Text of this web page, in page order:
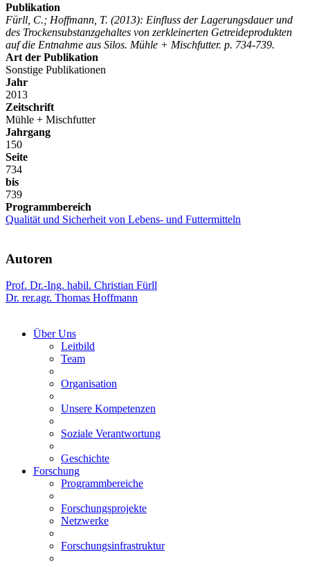
Publikation
Fürll, C.; Hoffmann, T. (2013): Einfluss der Lagerungsdauer und
des Trockensubstanzgehaltes von zerkleinerten Getreideprodukten
auf die Entnahme aus Silos. Mühle + Mischfutter. p. 734-739.
Art der Publikation
Sonstige Publikationen
Jahr
2013
Zeitschrift
Mühle + Mischfutter
Jahrgang
150
Seite
734
bis
739
Programmbereich
Qualität und Sicherheit von Lebens- und Futtermitteln
Autoren
Prof. Dr.-Ing. habil. Christian Fürll
Dr. rer.agr. Thomas Hoffmann
Über Uns
Leitbild
Team
Organisation
Unsere Kompetenzen
Soziale Verantwortung
Geschichte
Forschung
Programmbereiche
Forschungsprojekte
Netzwerke
Forschungsinfrastruktur